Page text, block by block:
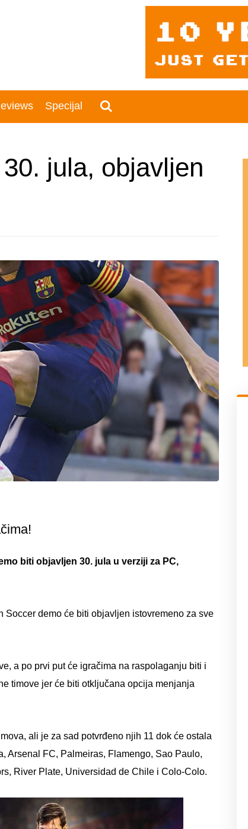
Specijal
jula, objavljen
biti objavljen 30. jula u verziji za PC,
demo će biti objavljen istovremeno za sve
a po prvi put će igračima na raspolaganju biti i
timove jer će biti otključana opcija menjanja
ali je za sad potvrđeno njih 11 dok će ostala
Arsenal FC, Palmeiras, Flamengo, Sao Paulo,
River Plate, Universidad de Chile i Colo-Colo.